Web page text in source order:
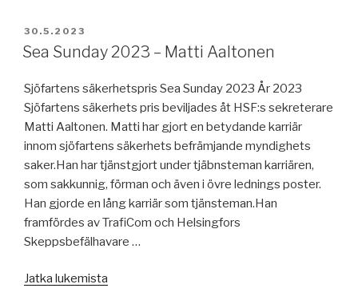
JULKAISTU
30.5.2023
Sea Sunday 2023 – Matti Aaltonen
Sjöfartens säkerhetspris Sea Sunday 2023 År 2023
Sjöfartens säkerhets pris beviljades åt HSF:s sekreterare
Matti Aaltonen. Matti har gjort en betydande karriär
innom sjöfartens säkerhets befrämjande myndighets
saker.Han har tjänstgjort under tjäbnsteman karriären,
som sakkunnig, förman och även i övre lednings poster.
Han gjorde en lång karriär som tjänsteman.Han
framfördes av TrafiCom och Helsingfors
Skeppsbefälhavare …
Jatka lukemista